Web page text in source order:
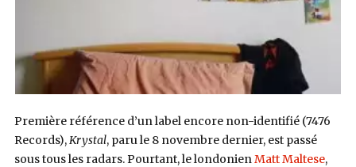
Première référence d’un label encore non-identifié (7476
Records),Krystal, paru le 8 novembre dernier, est passé
sous tous les radars. Pourtant, le londonienMatt Maltese,